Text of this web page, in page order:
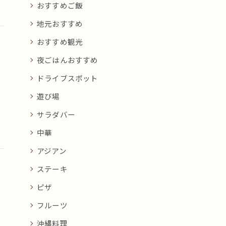
おすすめご飯
地元おすすめ
おすすめ観光
夜ごはんおすすめ
ドライブスポット
遊び場
サラダバー
中華
アジアン
ステーキ
ピザ
フルーツ
沖縄料理